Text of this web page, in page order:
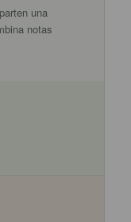
una
notas